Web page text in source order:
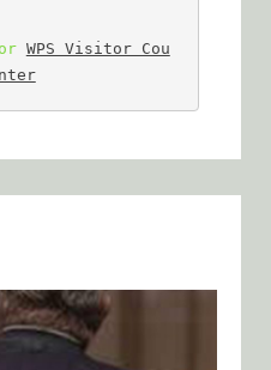
WPS Visitor Cou
nter